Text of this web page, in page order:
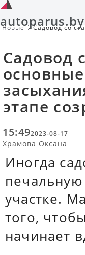
autoparus.by
Новые
Садовод со
Садовод
этапе
15:492023-08-17
Храмова Оксана
Иногда
участке.
того,
начинает